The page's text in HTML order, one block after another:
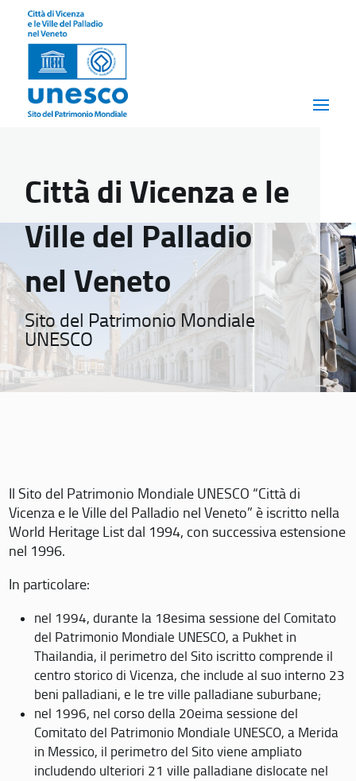
Città di Vicenza e le
Ville del Palladio
nel Veneto
Sito del Patrimonio Mondiale
UNESCO
Il Sito del Patrimonio Mondiale UNESCO “Città di
Vicenza e le Ville del Palladio nel Veneto” è iscritto nella
World Heritage List dal 1994, con successiva estensione
nel 1996.
In particolare:
nel 1994, durante la 18esima sessione del Comitato
del Patrimonio Mondiale UNESCO, a Pukhet in
Thailandia, il perimetro del Sito iscritto comprende il
centro storico di Vicenza, che include al suo interno 23
beni palladiani, e le tre ville palladiane suburbane;
nel 1996, nel corso della 20eima sessione del
Comitato del Patrimonio Mondiale UNESCO, a Merida
in Messico, il perimetro del Sito viene ampliato
includendo ulteriori 21 ville palladiane dislocate nel